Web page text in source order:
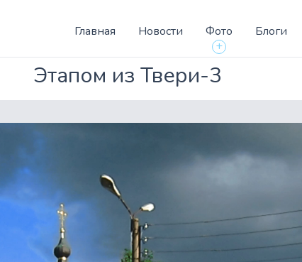
Главная Новости
Фото
+
Блоги
Этапом из Твери-3